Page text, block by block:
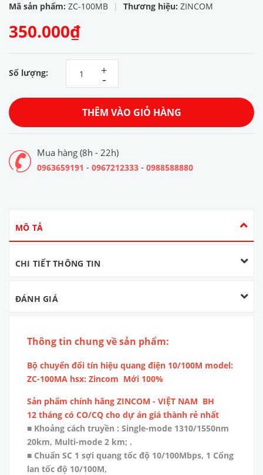
Mã sản phẩm: ZC-100MB | Thương hiệu: ZINCOM
350.000₫
Số lượng: -
+
THÊM VÀO GIỎ HÀNG
Mua hàng (8h - 22h)
0963659191 - 0967212333 - 0988588880
MÔ TẢ
CHI TIẾT THÔNG TIN
ĐÁNH GIÁ
Thông tin chung về sản phẩm:
Bộ chuyển đổi tín hiệu quang điện 10/100M model:
ZC-100MA hsx: Zincom Mới 100%
Sản phẩm chính hãng ZINCOM - VIỆT NAM BH
12 tháng có CO/CQ cho dự án giá thành rẻ nhất
■ Khoảng cách truyền : Single-mode 1310/1550nm
20km, Multi-mode 2 km; .
■ Chuẩn SC 1 sợi quang tốc độ 10/100Mbps, 1 Cổng
lan tốc độ 10/100M,